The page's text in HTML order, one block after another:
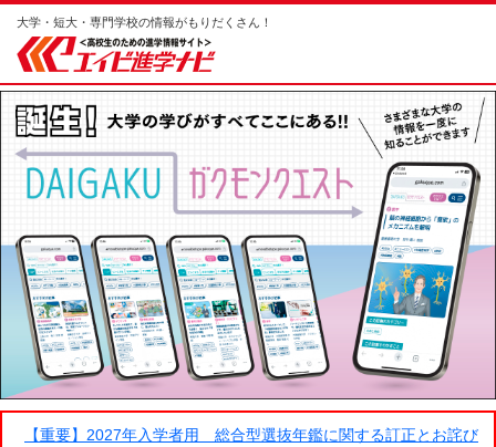
大学・短大・専門学校の情報がもりだくさん！
【重要】2027年入学者用 総合型選抜年鑑に関する訂正とお詫び